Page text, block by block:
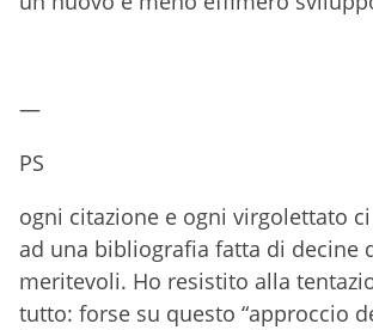
—
PS
ogni citazione e ogni virgolettato
ad una bibliografia fatta di decine
meritevoli. Ho resistito alla
tutto: forse su questo “approccio